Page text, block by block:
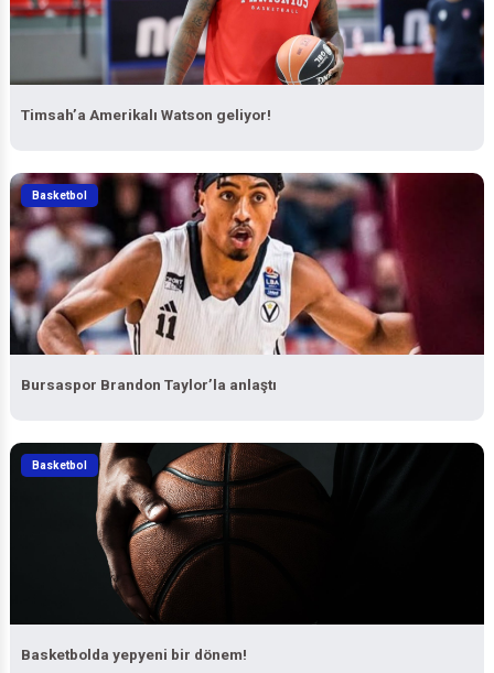
Timsah’a Amerikalı Watson geliyor!
Basketbol
Bursaspor Brandon Taylor’la anlaştı
Basketbol
Basketbolda yepyeni bir dönem!